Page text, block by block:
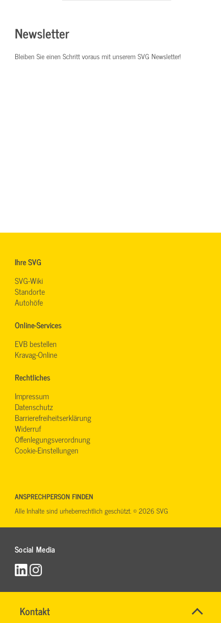
Kontakt
RONALD
Name*
Newsletter
Bleiben Sie einen Schritt voraus mit unserem SVG Newsletter!
Ihre SVG
SVG-Wiki
Standorte
Autohöfe
Online-Services
EVB bestellen
Kravag-Online
Rechtliches
Impressum
Datenschutz
Barrierefreiheitserklärung
Widerruf
Offenlegungsverordnung
Cookie-Einstellungen
Social Media
ANSPRECHPERSON FINDEN
Alle Inhalte sind urheberrechtlich geschützt. © 2026 SVG